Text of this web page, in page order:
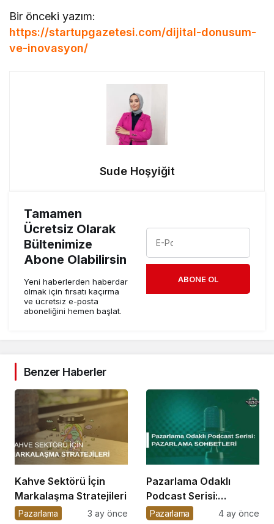
Bir önceki yazım:
https://startupgazetesi.com/dijital-donusum-
ve-inovasyon/
Sude Hoşyiğit
Tamamen
Ücretsiz Olarak
Bültenimize
Abone Olabilirsin
Yeni haberlerden haberdar
olmak için fırsatı kaçırma
ve ücretsiz e-posta
aboneliğini hemen başlat.
ABONE OL
Benzer Haberler
Kahve Sektörü İçin
Markalaşma Stratejileri
Pazarlama 3 ay önce
Pazarlama Odaklı
Podcast Serisi:
Pazarlama Sohbetleri
Pazarlama 4 ay önce